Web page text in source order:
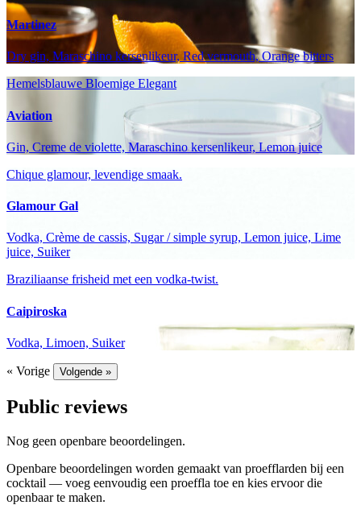
Martinez
Dry gin, Maraschino kersenlikeur, Red vermouth, Orange bitters
Hemelsblauwe Bloemige Elegant
Aviation
Gin, Creme de violette, Maraschino kersenlikeur, Lemon juice
Chique glamour, levendige smaak.
Glamour Gal
Vodka, Crème de cassis, Sugar / simple syrup, Lemon juice, Lime
juice, Suiker
Braziliaanse frisheid met een vodka-twist.
Caipiroska
Vodka, Limoen, Suiker
« Vorige Volgende »
Public reviews
Nog geen openbare beoordelingen.
Openbare beoordelingen worden gemaakt van proefflarden bij een
cocktail — voeg eenvoudig een proeffla toe en kies ervoor die
openbaar te maken.